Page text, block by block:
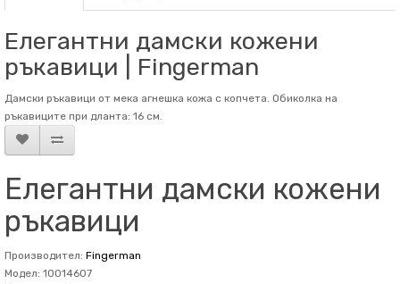
Елегантни дамски кожени
ръкавици | Fingerman
Дамски ръкавици от мека агнешка кожа с копчета. Обиколка на
ръкaвиците при дланта: 16 см.
Елегантни дамски кожени
ръкавици
Производител: Fingerman
Модел: 10014607